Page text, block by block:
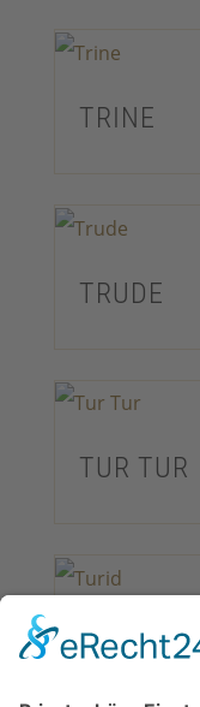
TRINE
TRUDE
TUR TUR
TURID